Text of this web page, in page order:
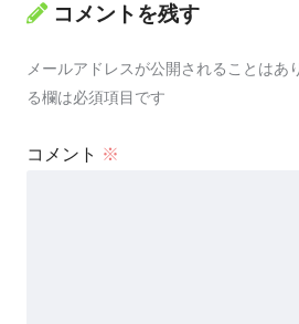
コメントを残す
メールアドレスが公開されることはあ
る欄は必須項目です
コメント ※